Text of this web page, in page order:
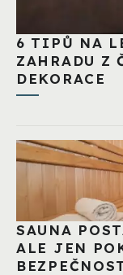
6 TIPŮ NA
ZAHRADU Z
DEKORACE
SAUNA
ALE JEN